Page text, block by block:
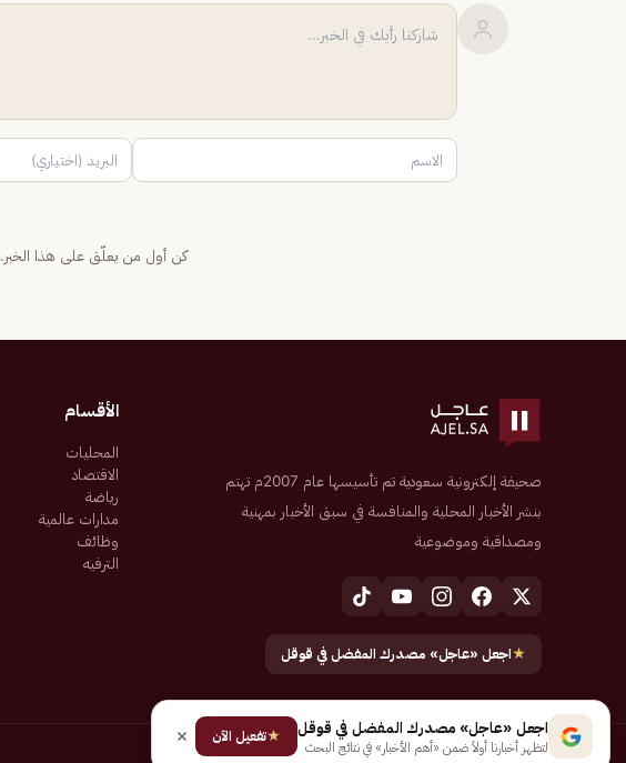
كن أول من يعلّق على هذا الخبر.
صحيفة إلكترونية سعودية تم تأسيسها عام 2007م تهتم
بنشر الأخبار المحلية والمنافسة في سبق الأخبار بمهنية
ومصداقية وموضوعية
★اجعل «عاجل» مصدرك المفضل في قوقل
الأقسام
المحليات
الاقتصاد
رياضة
مدارات عالمية
وظائف
الترفيه
جميع الحقوق محفوظة لـ شركة إيجاز للنشر الإلكتروني المالكة لصحيفة عاجل
اجعل «عاجل» مصدرك المفضل في قوقل
لتظهر أخبارنا أولاً ضمن «أهم الأخبار» في نتائج البحث
★تفعيل الآن